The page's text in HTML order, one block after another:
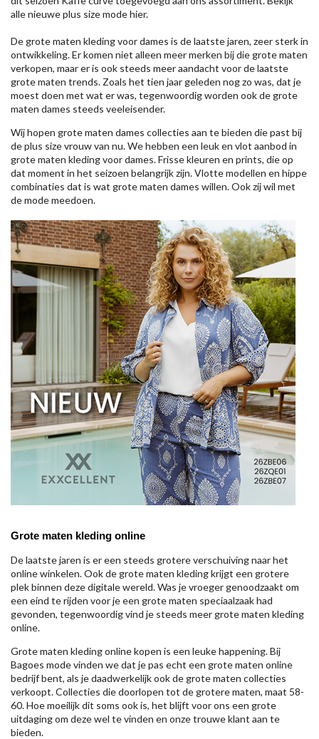
alle nieuweplus size modehier.
De grote maten kleding voor dames is de laatste jaren, zeer sterk in
ontwikkeling. Er komen niet alleen meer merken bij die grote maten
verkopen, maar er is ook steeds meer aandacht voor de laatste
grote maten trends. Zoals het tien jaar geleden nog zo was, dat je
moest doen met wat er was, tegenwoordig worden ook de grote
maten dames steeds veeleisender.
Wij hopen grote maten dames collecties aan te bieden die past bij
de plus size vrouw van nu. We hebben een leuk en vlot aanbod in
grote maten kleding voor dames. Frisse kleuren en prints, die op
dat moment in het seizoen belangrijk zijn. Vlotte modellen en hippe
combinaties dat is wat grote maten dames willen. Ook zij wil met
de mode meedoen.
Grote maten kleding online
De laatste jaren is er een steeds grotere verschuiving naar het
online winkelen. Ook de grote maten kleding krijgt een grotere
plek binnen deze digitale wereld. Was je vroeger genoodzaakt om
een eind te rijden voor je een grote maten speciaalzaak had
gevonden, tegenwoordig vind je steeds meer grote maten kleding
online.
Grote maten kleding online kopen is een leuke happening. Bij
Bagoes mode vinden we dat je pas echt een grote maten online
bedrijf bent, als je daadwerkelijk ook de grote maten collecties
verkoopt. Collecties die doorlopen tot de grotere maten, maat 58-
60. Hoe moeilijk dit soms ook is, het blijft voor ons een grote
uitdaging om deze wel te vinden en onze trouwe klant aan te
bieden.